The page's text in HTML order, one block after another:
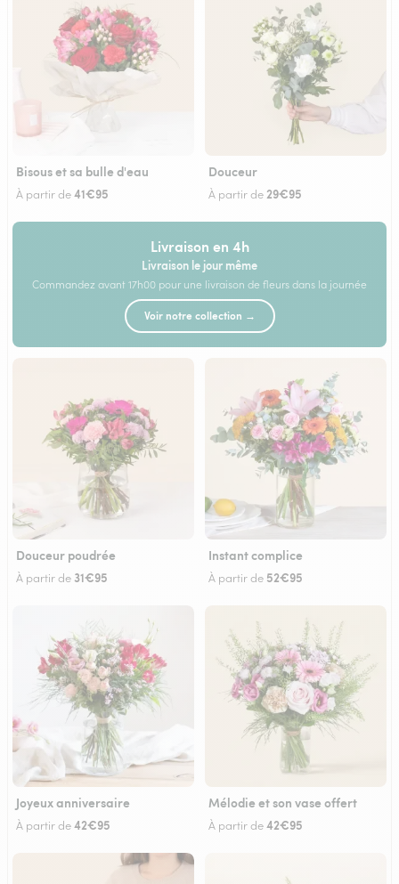
Bisous et sa bulle d'eau
À partir de41€95
Douceur
À partir de 29€95
Livraison en 4h
Livraison le jour même
Commandez avant 17h00 pour une livraison de fleurs dans la journée
Voir notre collection →
Douceur poudrée
À partir de 31€95
Instant complice
À partir de 52€95
Joyeux anniversaire
À partir de42€95
Mélodie et son vase offert
À partir de42€95